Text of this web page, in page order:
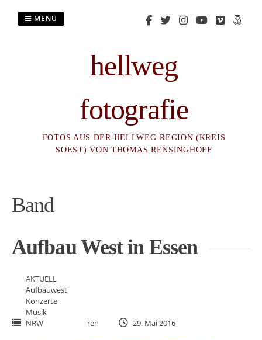
hellweg
fotografie
FOTOS AUS DER HELLWEG-REGION (KREIS
SOEST) VON THOMAS RENSINGHOFF
MENÜ
Band
Aufbau West in Essen
AKTUELL
Aufbauwest
Konzerte
Musik
NRW
ren 29. Mai 2016